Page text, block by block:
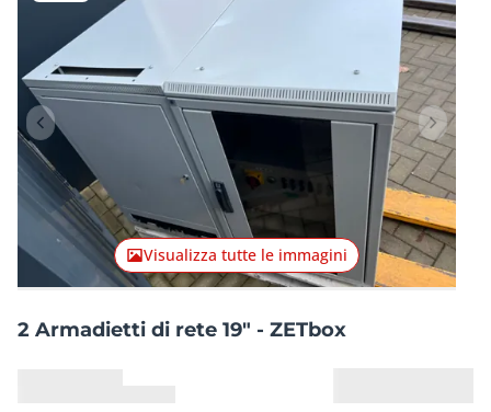
Articolo precedente Articolo
Visualizza tutte le immagini
2 Armadietti di rete 19" - ZETbox